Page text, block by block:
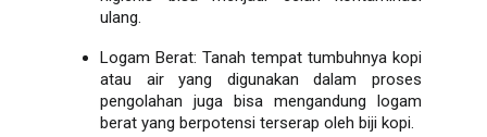
ulang.
Logam Berat: Tanah tempat tumbuhnya kopi
atau air yang digunakan dalam proses
pengolahan juga bisa mengandung logam
berat yang berpotensi terserap oleh biji kopi.